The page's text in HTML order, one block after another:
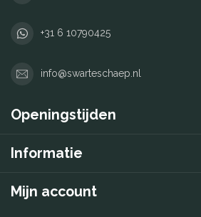
+31 6 10790425
info@swarteschaep.nl
Openingstijden
Informatie
Mijn account